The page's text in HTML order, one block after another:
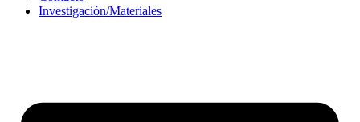
Investigación/Materiales